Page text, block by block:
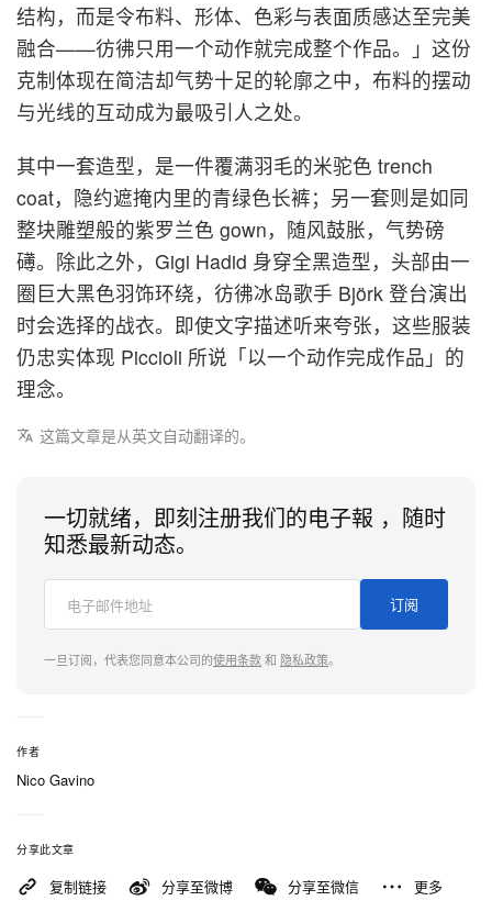
结构，而是令布料、形体、色彩与表面质感达至完美
融合——彷彿只用一个动作就完成整个作品。」这份
克制体现在简洁却气势十足的轮廓之中，布料的摆动
与光线的互动成为最吸引人之处。
其中一套造型，是一件覆满羽毛的米驼色 trench
coat，隐约遮掩内里的青绿色长裤；另一套则是如同
整块雕塑般的紫罗兰色 gown，随风鼓胀，气势磅
礡。除此之外，Gigi Hadid 身穿全黑造型，头部由一
圈巨大黑色羽饰环绕，彷彿冰岛歌手 Björk 登台演出
时会选择的战衣。即使文字描述听来夸张，这些服装
仍忠实体现 Piccioli 所说「以一个动作完成作品」的
理念。
这篇文章是从英文自动翻译的。
一切就绪，即刻注册我们的电子報 ，随时
知悉最新动态。
订阅
一旦订阅，代表您同意本公司的使用条款和 隐私政策。
作者
Nico Gavino
分享此文章
复制链接 分享至微博 分享至微信 更多